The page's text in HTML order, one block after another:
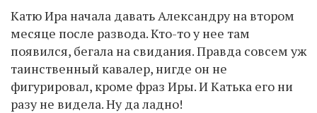
Катю Ира начала давать Александру на втором
месяце после развода. Кто-то у нее там
появился, бегала на свидания. Правда совсем уж
таинственный кавалер, нигде он не
фигурировал, кроме фраз Иры. И Катька его ни
разу не видела. Ну да ладно!